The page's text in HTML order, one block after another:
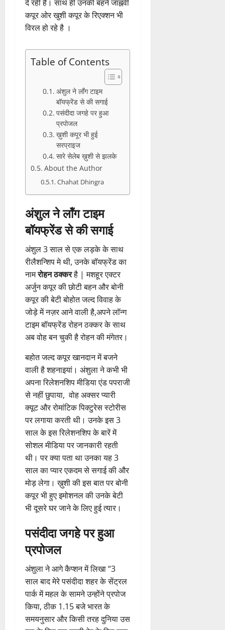
दे रही है। साथ ही उनकी बहने जाह्नवी
कपूर ओर खुशी कपूर के रिएक्शन भी
विरल हो रहे है ।
Table of Contents
अंशुल ने लॉंग टाइम
बॉयफ्रेंड से की सगाई
पसंदीदा जगहे पर हुआ
प्रपोजल
ख़ुशी कपूर भी हुई
सरप्राइज
सारे सेलेब ख़ुशी से झलके
About the Author
Chahat Dhingra
अंशुल ने लॉंग टाइम
बॉयफ्रेंड से की सगाई
अंशुल 3 साल से एक लड़के के साथ
रीलैशन्शिप मे थी, उनके बॉयफ्रेंड का
नामरोहन ठक्करहै | मशहूर एक्टर
अर्जुन कपूर की छोटी बहन और बोनी
कपूर की बेटी बोहोत जल्द विवाह के
जोड़े में नज़र आने वाली है,अपने लॉन्ग
टाइम बॉयफ्रेंड रोहन ठक्कर के साथ
अब वोह बन चुकी है रोहन की मंगेतर।
बहोत जल्द कपूर खानदान में बजने
वाली है शहनाइयां। अंशुला ने कभी भी
अपना रिलेशनशिप मीडिया एंड पपराजी
से नहीं छुपाया, वोह अक्सर प्यारी
क्यूट और रोमांटिक पिक्टुरेस स्टोरीस
पर लगाया करती थी। उनके इस 3
साल के इस रिलेशनशिप के बारें में
सोशल मीडिया पर जानकारी रहती
थी। पर क्या पता था उनका यह 3
साल का प्यार एकदम से सगाई की और
मोड़ लेगा। ख़ुशी की इस बात पर बोनी
कपूर भी हुए इमोशनल की उनके बेटी
भी दूसरे घर जाने के लिए हुई त्यार।
पसंदीदा जगहे पर हुआ
प्रपोजल
अंशुला ने आगे कैप्शन में लिखा “3
साल बाद मेरे पसंदीदा शहर के सेंट्रल
पार्क में महल के सामने उन्होंने प्रपोज
किया, ठीक 1.15 बजे भारत के
समयनुसार और किसी तरह दुनिया उस